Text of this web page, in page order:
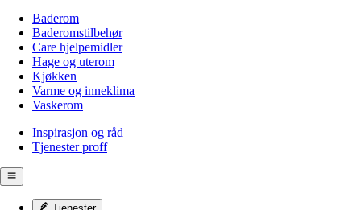
Baderom
Baderomstilbehør
Care hjelpemidler
Hage og uterom
Kjøkken
Varme og inneklima
Vaskerom
Inspirasjon og råd
Tjenester proff